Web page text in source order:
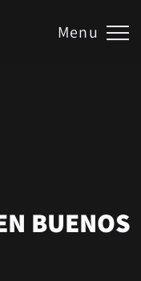
Menu
BUENOS